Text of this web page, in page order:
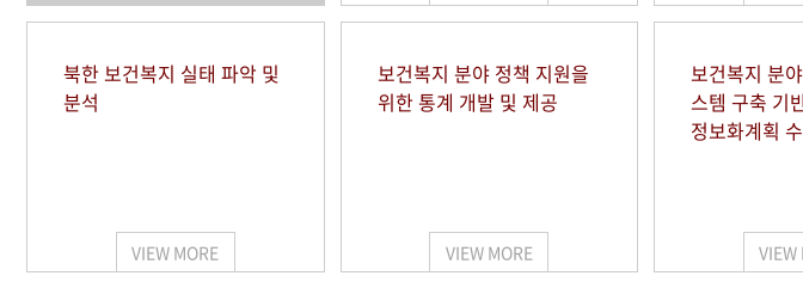
북한 보건복지 실태 파악 및
분석
VIEW MORE
보건복지 분야 정책 지원을
위한 통계 개발 및 제공
VIEW MORE
보건복지 분
스템 구축 기
정보화계획
VIEW